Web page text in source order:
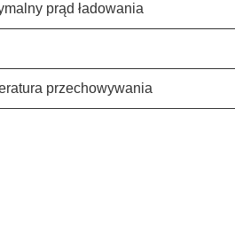
prąd ładowania
przechowywania